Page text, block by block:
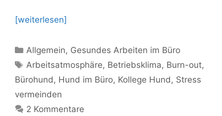
[weiterlesen]
Kategorien
Allgemein, Gesundes Arbeiten im Büro
Schlagwörter
Arbeitsatmosphäre, Betriebsklima, Burn-out,
Bürohund , Hund im Büro, Kollege Hund , Stress
vermeinden
2 Kommentare